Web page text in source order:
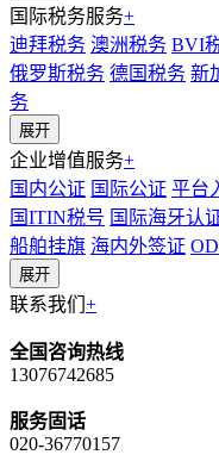
国际税务服务+
迪拜税务 澳洲税务 BVI
俄罗斯税务 德国税务 新
务
展开
企业增值服务+
国内公证 国际公证 平台
国ITIN税号 国际海牙认
船舶挂旗 海内外签证
展开
联系我们 +
全国咨询热线
13076742685
服务固话
020-36770157